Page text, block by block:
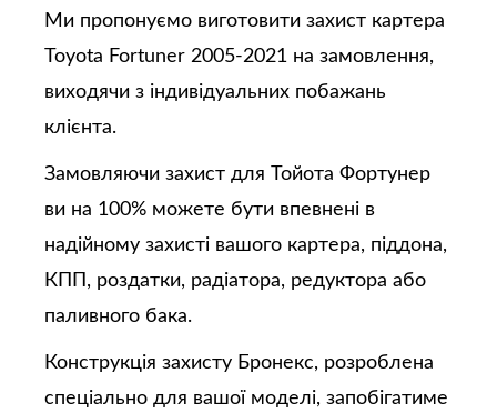
Ми пропонуємо виготовити захист картера
Toyota Fortuner 2005-2021 на замовлення,
виходячи з індивідуальних побажань
клієнта.
Замовляючи захист для Тойота Фортунер
ви на 100% можете бути впевнені в
надійному захисті вашого картера, піддона,
КПП, роздатки, радіатора, редуктора або
паливного бака.
Конструкція захисту Бронекс, розроблена
спеціально для вашої моделі, запобігатиме